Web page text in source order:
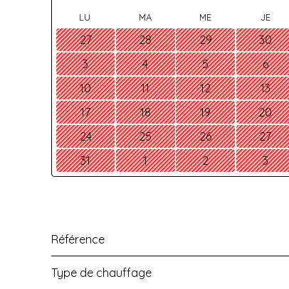
LU MA ME JE
27 28 29 30
3
4 5 6
10
11 12 13
17
18 19 20
24
25 26 27
31
1 2 3
Référence
Type de chauffage